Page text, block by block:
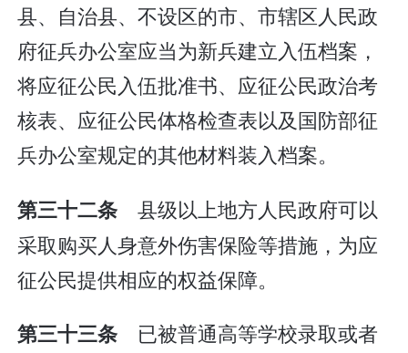
县、自治县、不设区的市、市辖区人民政
府征兵办公室应当为新兵建立入伍档案，
将应征公民入伍批准书、应征公民政治考
核表、应征公民体格检查表以及国防部征
兵办公室规定的其他材料装入档案。
第三十二条 县级以上地方人民政府可以
采取购买人身意外伤害保险等措施，为应
征公民提供相应的权益保障。
第三十三条 已被普通高等学校录取或者